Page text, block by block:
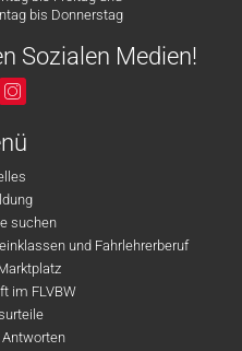
bis Donnerstag
Sozialen Medien!
suchen
und Fahrlehrerberuf
im FLVBW
Antworten